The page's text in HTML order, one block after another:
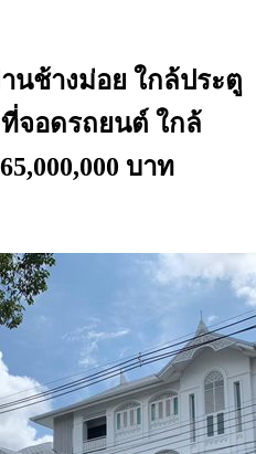
นช้างม่อย ใกล้ประตู
จอดรถยนต์ ใกล้
บาท